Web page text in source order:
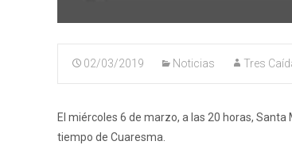
02/03/2019 Noticias Tres
El miércoles 6 de marzo, a las 20 horas,
tiempo de Cuaresma.